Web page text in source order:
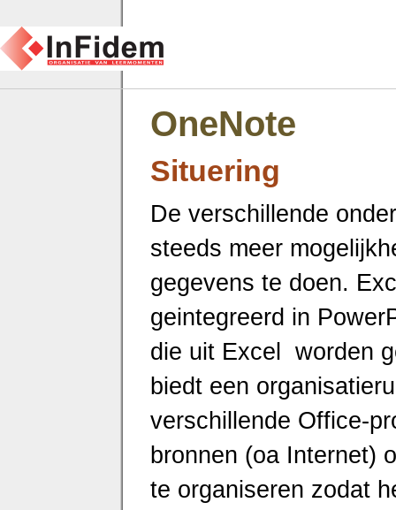
OneNote
Situering
De verschillende
steeds meer
gegevens te doen.
geintegreerd in
die uit Excel worden
biedt een
verschillende Office-
bronnen (oa Internet)
te organiseren zodat